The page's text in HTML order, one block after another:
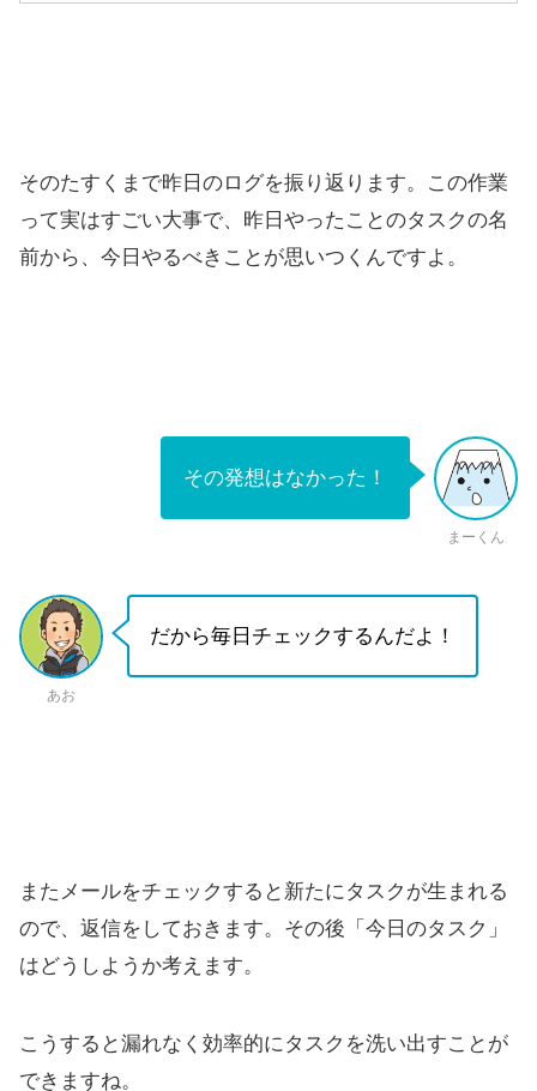
そのたすくまで昨日のログを振り返ります。この作業
って実はすごい大事で、昨日やったことのタスクの名
前から、今日やるべきことが思いつくんですよ。
その発想はなかった！
まーくん
あお
だから毎日チェックするんだよ！
またメールをチェックすると新たにタスクが生まれる
ので、返信をしておきます。その後「今日のタスク」
はどうしようか考えます。
こうすると漏れなく効率的にタスクを洗い出すことが
できますね。